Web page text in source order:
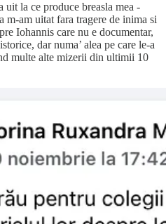
uit la ce produce breasla mea -
m-am uitat fara tragere de inima si
Iohannis care nu e documentar,
dar numa’ alea pe care le-a
multe alte mizerii din ultimii 10